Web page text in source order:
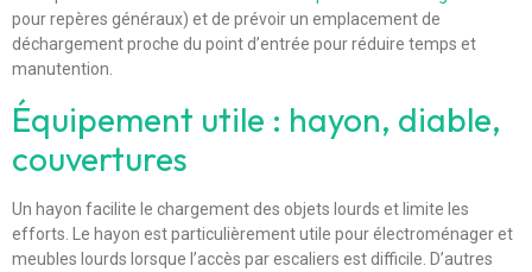
pour repères généraux) et de prévoir un emplacement de
déchargement proche du point d’entrée pour réduire temps et
manutention.
Équipement utile : hayon, diable,
couvertures
Un hayon facilite le chargement des objets lourds et limite les
efforts. Le hayon est particulièrement utile pour électroménager et
meubles lourds lorsque l’accès par escaliers est difficile. D’autres